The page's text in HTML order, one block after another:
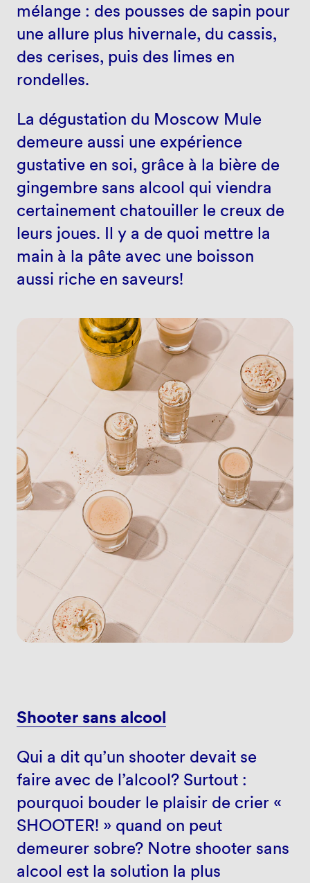
mélange : des pousses de sapin pour
une allure plus hivernale, du cassis,
des cerises, puis des limes en
rondelles.
La dégustation du Moscow Mule
demeure aussi une expérience
gustative en soi, grâce à la bière de
gingembre sans alcool qui viendra
certainement chatouiller le creux de
leurs joues. Il y a de quoi mettre la
main à la pâte avec une boisson
aussi riche en saveurs!
Shooter sans alcool
Qui a dit qu’un shooter devait se
faire avec de l’alcool? Surtout :
pourquoi bouder le plaisir de crier «
SHOOTER! » quand on peut
demeurer sobre? Notre shooter sans
alcool est la solution la plus